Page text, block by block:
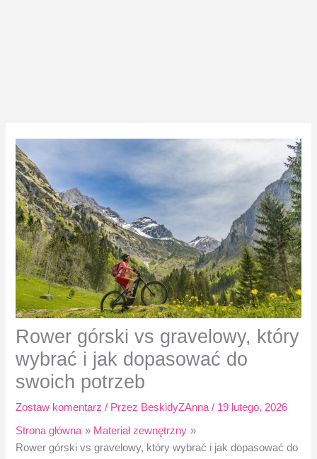
Rower górski vs gravelowy, który
wybrać i jak dopasować do
swoich potrzeb
Zostaw komentarz / Przez BeskidyZAnna/ 19 lutego, 2026
Strona główna
Materiał zewnętrzny
Rower górski vs gravelowy, który wybrać i jak dopasować do